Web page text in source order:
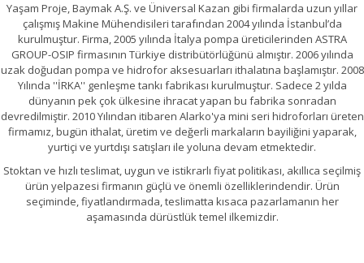
Yaşam Proje, Baymak A.Ş. ve Üniversal Kazan gibi firmalarda uzun yıllar
çalışmış Makine Mühendisileri tarafından 2004 yılında İstanbul’da
kurulmuştur. Firma, 2005 yılında İtalya pompa üreticilerinden ASTRA
GROUP-OSIP firmasının Türkiye distribütörlüğünü almıştır. 2006 yılında
uzak doğudan pompa ve hidrofor aksesuarları ithalatına başlamıştır. 2008
Yılında ''İRKA'' genleşme tankı fabrikası kurulmuştur. Sadece 2 yılda
dünyanın pek çok ülkesine ihracat yapan bu fabrika sonradan
devredilmiştir. 2010 Yılından itibaren Alarko'ya mini seri hidroforları üreten
firmamız, bugün ithalat, üretim ve değerli markaların bayiliğini yaparak,
yurtiçi ve yurtdışı satışları ile yoluna devam etmektedir.
Stoktan ve hızlı teslimat, uygun ve istikrarlı fiyat politikası, akıllıca seçilmiş
ürün yelpazesi firmanın güçlü ve önemli özelliklerindendir. Ürün
seçiminde, fiyatlandırmada, teslimatta kısaca pazarlamanın her
aşamasında dürüstlük temel ilkemizdir.